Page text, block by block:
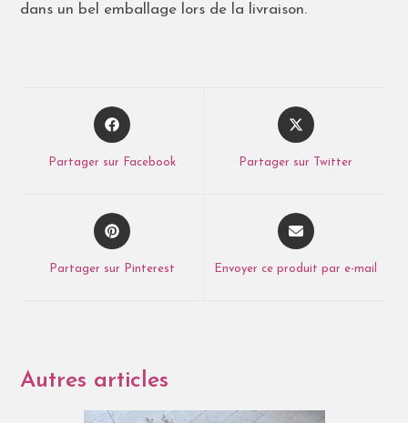
dans un bel emballage lors de la livraison.
Partager sur Facebook Partager sur Twitter
Partager sur Pinterest Envoyer ce produit par e-mail
Autres articles